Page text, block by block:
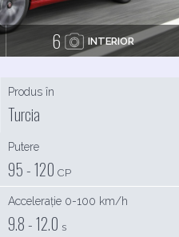
6 INTERIOR
Produs în
Turcia
Putere
95 - 120 CP
Accelerație 0-100 km/h
9.8 - 12.0 s